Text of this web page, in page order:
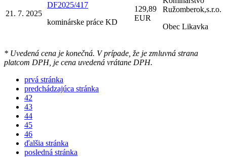
21. 7. 2025
DF2025/417
kominárske práce KD
129,89
EUR
Ružomberok,s.r.o.
Obec Likavka
* Uvedená cena je konečná. V prípade, že je zmluvná strana
platcom DPH, je cena uvedená vrátane DPH.
prvá stránka
predchádzajúca stránka
42
43
44
45
46
ďalšia stránka
posledná stránka